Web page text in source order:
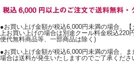
●お買い上げ金額が税込6,000円未満の場合、
上お買い上げの場合は別途クール料金税込220
便代無料商品等、一部商品は除く)
●お買い上げ金額が税込6,000円未満の場合、
場合は送料が発生いたしますのでご了承くださ